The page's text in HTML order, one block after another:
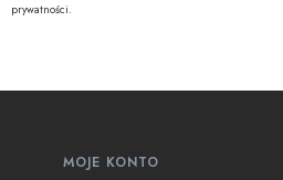
prywatności.
MOJE KONTO